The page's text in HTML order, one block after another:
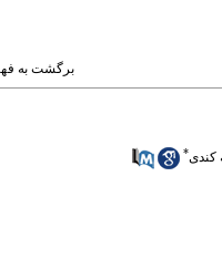
برگشت به
کندی*